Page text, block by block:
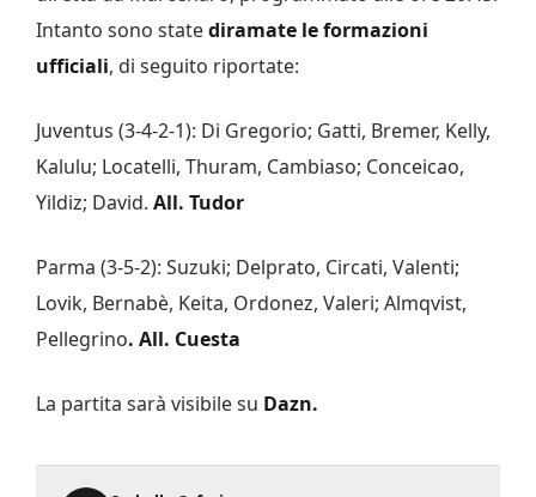
Intanto sono statediramate le formazioni
ufficiali, di seguito riportate:
Juventus (3-4-2-1): Di Gregorio; Gatti, Bremer, Kelly,
Kalulu; Locatelli, Thuram, Cambiaso; Conceicao,
Yildiz; David. All. Tudor
Parma (3-5-2): Suzuki; Delprato, Circati, Valenti;
Lovik, Bernabè, Keita, Ordonez, Valeri; Almqvist,
Pellegrino. All. Cuesta
La partita sarà visibile su Dazn.